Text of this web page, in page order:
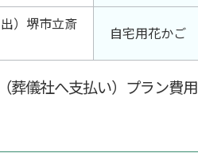
）堺市立斎
自宅用花かご
（葬儀社へ支払い）プラン費用